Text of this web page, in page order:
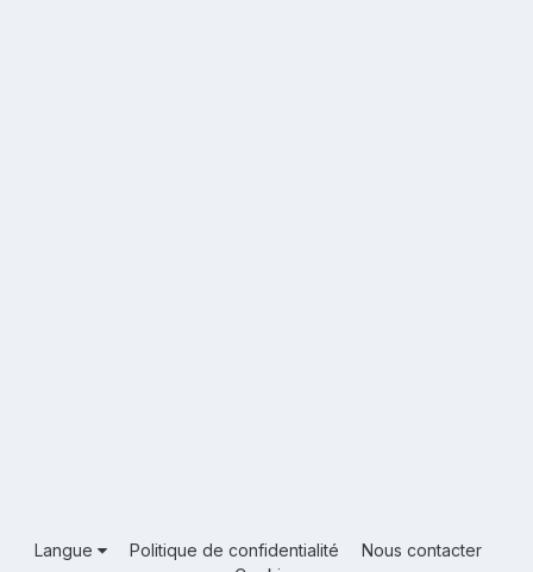
Langue Politique de confidentialité
Nous contacter